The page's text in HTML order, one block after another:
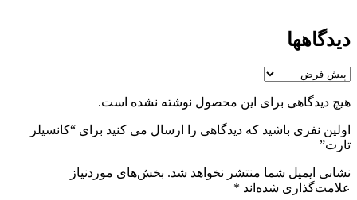
دیدگاهها
هیچ دیدگاهی برای این محصول نوشته نشده است.
اولین نفری باشید که دیدگاهی را ارسال می کنید برای “کانسیلر
تارت”
نشانی ایمیل شما منتشر نخواهد شد. بخش‌های موردنیاز
علامت‌گذاری شده‌اند *